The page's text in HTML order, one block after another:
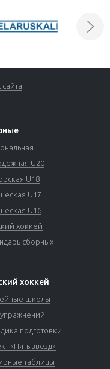
U20
U18
U17
U16
хоккей
сборных
хоккей
школы
подготовки
«Пять звезд»
таблицы